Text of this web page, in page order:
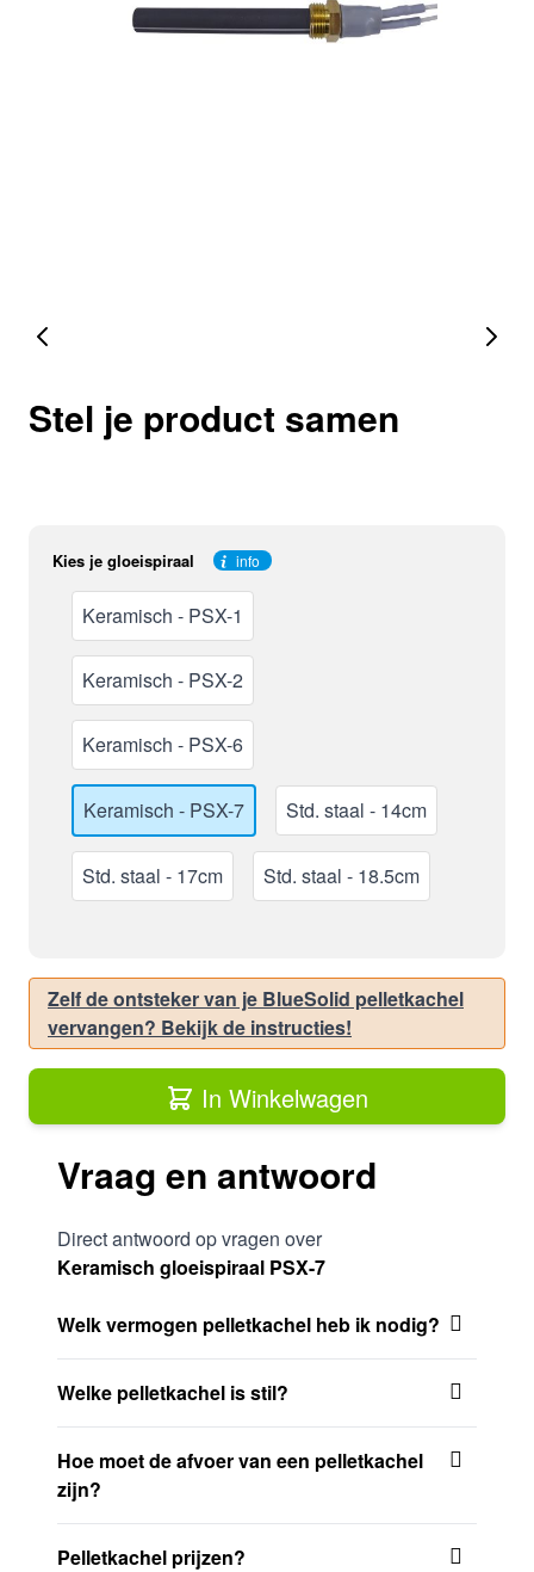
Stel je product samen
Kies je gloeispiraal info
Keramisch - PSX-1
Keramisch - PSX-2
Keramisch - PSX-6
Keramisch - PSX-7 Std. staal - 14cm
Std. staal - 17cm Std. staal - 18.5cm
Zelf de ontsteker van je BlueSolid pelletkachel
vervangen? Bekijk de instructies!
In Winkelwagen
Vraag en antwoord
Direct antwoord op vragen over
Keramisch gloeispiraal PSX-7
Welk vermogen pelletkachel heb ik nodig?
Welke pelletkachel is stil?
Hoe moet de afvoer van een pelletkachel
zijn?
Pelletkachel prijzen?